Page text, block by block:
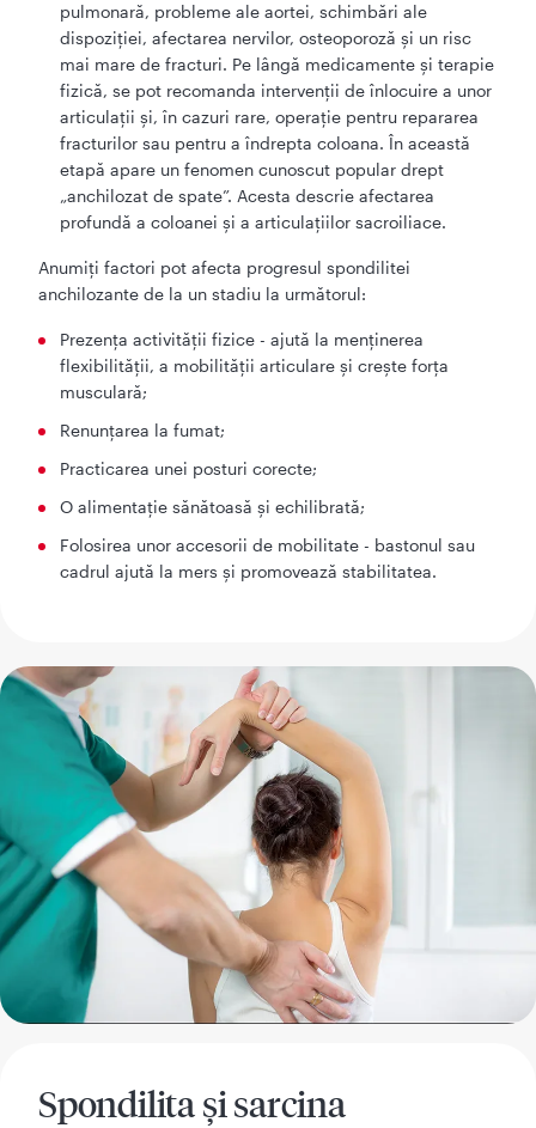
pulmonară, probleme ale aortei, schimbări ale
dispoziției, afectarea nervilor, osteoporoză și un risc
mai mare de fracturi. Pe lângă medicamente și terapie
fizică, se pot recomanda intervenții de înlocuire a unor
articulații și, în cazuri rare, operație pentru repararea
fracturilor sau pentru a îndrepta coloana. În această
etapă apare un fenomen cunoscut popular drept
„anchilozat de spate”. Acesta descrie afectarea
profundă a coloanei și a articulațiilor sacroiliace.
Anumiți factori pot afecta progresul spondilitei
anchilozante de la un stadiu la următorul:
Prezența activității fizice - ajută la menținerea
flexibilității, a mobilității articulare și crește forța
musculară;
Renunțarea la fumat;
Practicarea unei posturi corecte;
O alimentație sănătoasă și echilibrată;
Folosirea unor accesorii de mobilitate - bastonul sau
cadrul ajută la mers și promovează stabilitatea.
Spondilita și sarcina